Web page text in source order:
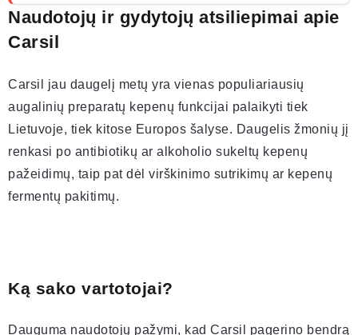
Naudotojų ir gydytojų atsiliepimai apie
Carsil
Carsil jau daugelį metų yra vienas populiariausių
augalinių preparatų kepenų funkcijai palaikyti tiek
Lietuvoje, tiek kitose Europos šalyse. Daugelis žmonių jį
renkasi po antibiotikų ar alkoholio sukeltų kepenų
pažeidimų, taip pat dėl virškinimo sutrikimų ar kepenų
fermentų pakitimų.
Ką sako vartotojai?
Dauguma naudotojų pažymi, kad Carsil pagerino bendrą